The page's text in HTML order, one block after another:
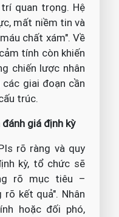
quan trọng. Hệ
mất niềm tin và
chất xám". Về
tính còn khiến
chiến lược nhân
giai đoạn cần
trúc.
giá định kỳ
rõ ràng và quy
kỳ, tổ chức sẽ
rõ mục tiêu –
kết quả". Nhân
hoặc đối phó,